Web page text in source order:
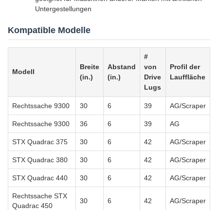
Untergestellungen
Kompatible Modelle
Modell
Breite
(in.)
Abstand
(in.)
#
von
Drive
Lugs
Profil der
Lauffläche
Rechtssache 9300 30 6 39 AG/Scraper
Rechtssache 9300 36 6 39 AG
STX Quadrac 375 30 6 42 AG/Scraper
STX Quadrac 380 30 6 42 AG/Scraper
STX Quadrac 440 30 6 42 AG/Scraper
Rechtssache STX
Quadrac 450
30 6 42 AG/Scraper